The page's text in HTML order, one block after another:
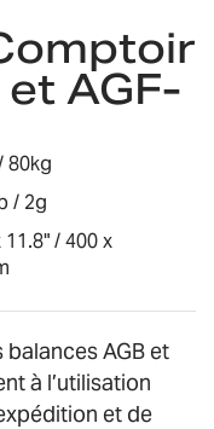
AGF-
80kg
/ 2g
11.8" / 400 x
AGB et
à l’utilisation
et de